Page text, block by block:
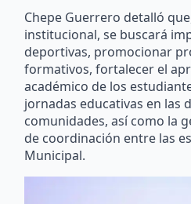
Chepe Guerrero detalló
institucional, se buscará
deportivas, promocionar
formativos, fortalecer el
académico de los
jornadas educativas en las
comunidades, así como la
de coordinación entre las
Municipal.